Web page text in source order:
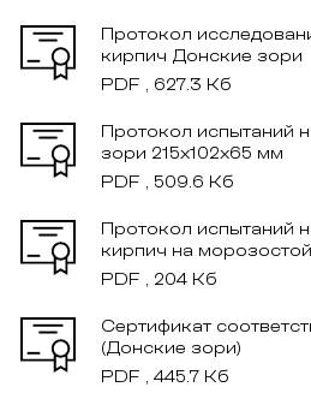
Протокол
кирпич Донские зори
PDF , 627.3 Кб
Протокол испытаний
зори 215x102x65 мм
PDF , 509.6 Кб
Протокол испытаний
кирпич на
PDF , 204 Кб
Сертификат
(Донские зори)
PDF , 445.7 Кб